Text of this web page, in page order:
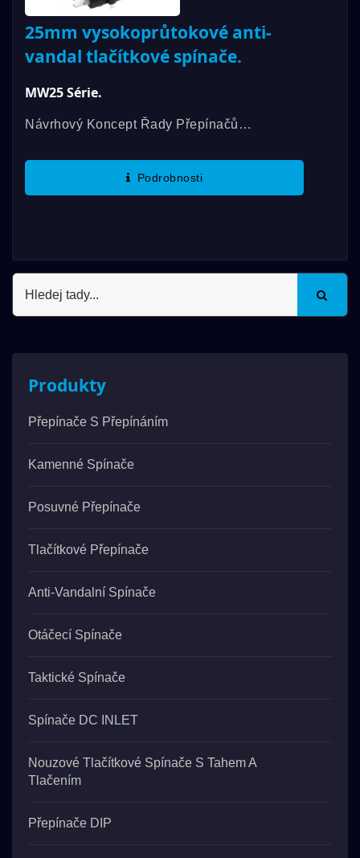
25mm vysokoprůtokové anti-
vandal tlačítkové spínače.
MW25 Série.
Návrhový Koncept Řady Přepínačů
Protivandalový Přepínač) Vychází Z Řady
Podrobnosti
Produkty
Přepínače S Přepínáním
Kamenné Spínače
Posuvné Přepínače
Tlačítkové Přepínače
Anti-Vandalní Spínače
Otáčecí Spínače
Taktické Spínače
Spínače DC INLET
Nouzové Tlačítkové Spínače S Tahem A
Tlačením
Přepínače DIP